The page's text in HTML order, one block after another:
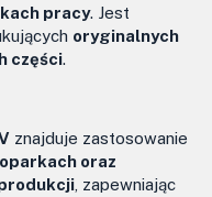
pracy. Jest
oryginalnych
części.
znajduje zastosowanie
oraz
, zapewniając